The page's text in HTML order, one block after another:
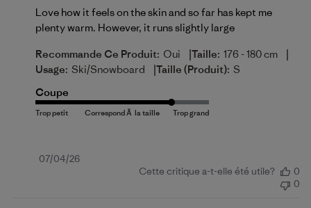
Love how it feels on the skin and so far has kept me
plenty warm. However, it runs slightly large
Recommande Ce Produit: Oui |Taille: 176 - 180 cm |
Usage: Ski/Snowboard |Taille (produit): S
Coupe
Date
07/04/26
Cette critique a-t-elle été utile?
0
0